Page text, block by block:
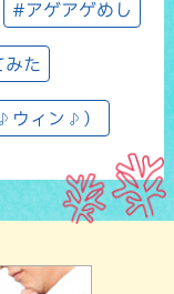
#アゲアゲめし
みた
ウィン♪）